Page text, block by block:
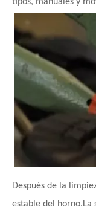
Después de la
estable del horno.La